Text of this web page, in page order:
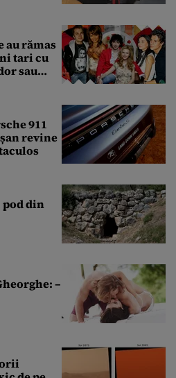
au rămas
tari cu
sau
911
revine
pod din
–